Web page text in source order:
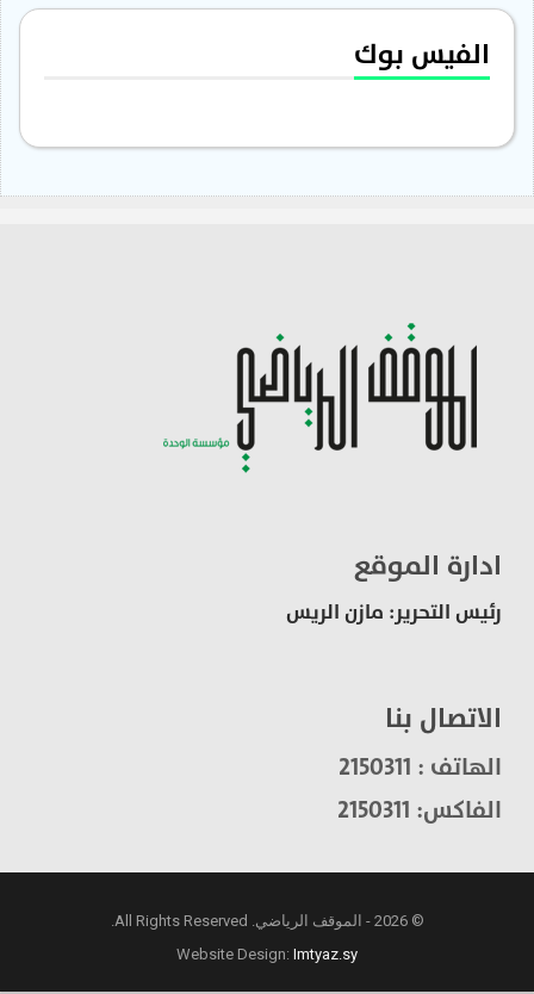
الفيس بوك
ادارة الموقع
رئيس التحرير: مازن الريس
الاتصال بنا
الهاتف : 2150311
الفاكس: 2150311
© 2026 - الموقف الرياضي. All Rights Reserved.
Website Design:Imtyaz.sy